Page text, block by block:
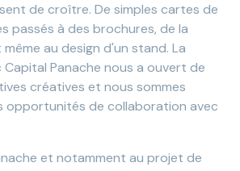
de croître. De simples cartes de
passés à des brochures, de la
au design d'un stand. La
Panache nous a ouvert de
créatives et nous sommes
opportunités de collaboration avec
et notamment au projet de